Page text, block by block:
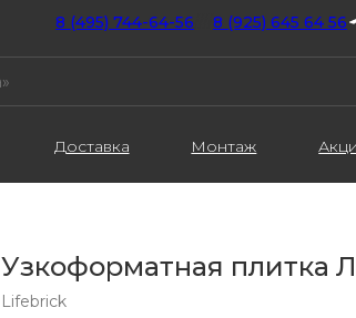
8 (495) 744-64-56 8 (925) 645 64 56
Доставка Монтаж
Узкоформатная плитка
Lifebrick